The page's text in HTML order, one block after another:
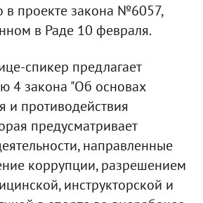
в проекте закона №6057,
в Раде 10 февраля.
спикер предлагает
4 закона "Об основах
и противодействия
предусматривает
направленные
коррупции, разрешением
инструкторской и